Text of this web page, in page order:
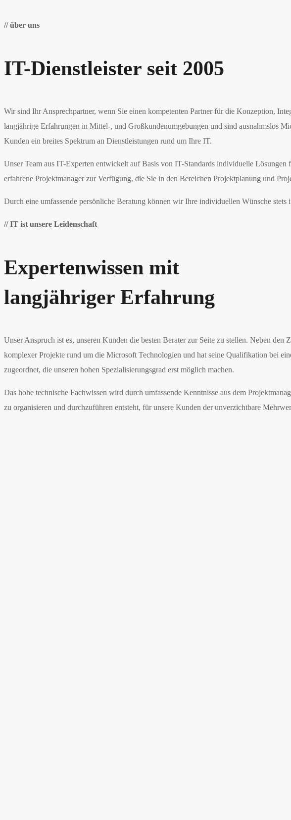
// über uns
IT-Dienstleister seit 2005
Wir sind Ihr Ansprechpartner, wenn Sie einen kompetenten Partner für die Konzeption,
langjährige Erfahrungen in Mittel-, und Großkundenumgebungen und sind ausnahmslos
Kunden ein breites Spektrum an Dienstleistungen rund um Ihre IT.
Unser Team aus IT-Experten entwickelt auf Basis von IT-Standards individuelle
erfahrene Projektmanager zur Verfügung, die Sie in den Bereichen Projektplanung und
Durch eine umfassende persönliche Beratung können wir Ihre individuellen Wünsche
// IT ist unsere Leidenschaft
Expertenwissen mit
langjähriger Erfahrung
Unser Anspruch ist es, unseren Kunden die besten Berater zur Seite zu stellen. Neben
komplexer Projekte rund um die Microsoft Technologien und hat seine Qualifikation bei
zugeordnet, die unseren hohen Spezialisierungsgrad erst möglich machen.
Das hohe technische Fachwissen wird durch umfassende Kenntnisse aus dem
zu organisieren und durchzuführen entsteht, für unsere Kunden der unverzichtbare